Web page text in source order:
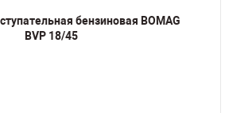
бензиновая BOMAG
BVP 18/45